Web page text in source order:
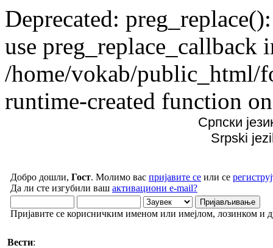
Deprecated:
use preg_replace_callback
/home/vokab/public_html/
runtime-created function
Српски
Srpski
Добро дошли, Гост. Молимо вас пријавите се или се
Да ли сте изгубили ваш активациони e-mail?
Пријавите се корисничким именом или имејлом, лозинком и
Вести: